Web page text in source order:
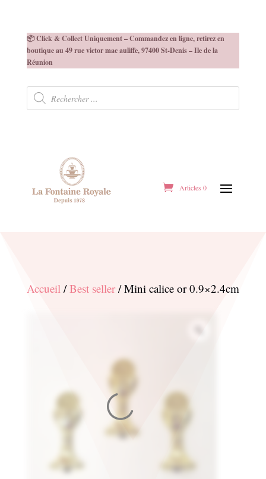
📦 Click & Collect Uniquement – Commandez en ligne, retirez en
boutique au 49 rue victor mac auliffe, 97400 St-Denis – Ile de la
Réunion
Recherche
produits
Articles 0
Accueil/Best seller/ Mini calice or 0.9×2.4cm